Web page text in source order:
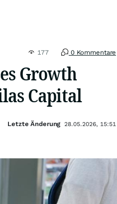
177 0 Kommentare
Growth
Capital
Letzte Änderung 28.05.2026, 15:51